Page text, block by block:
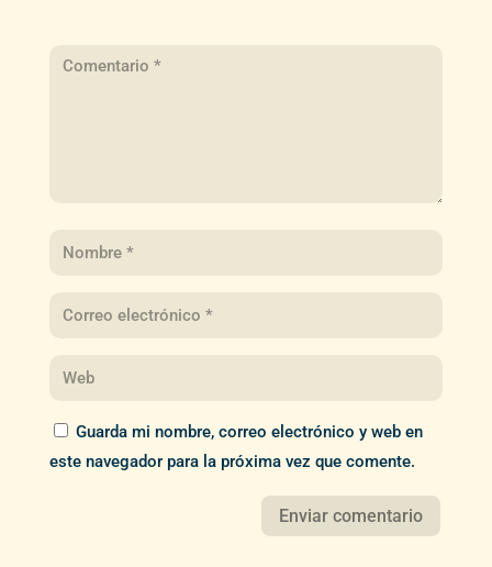
Guarda mi nombre, correo electrónico y web en
este navegador para la próxima vez que comente.